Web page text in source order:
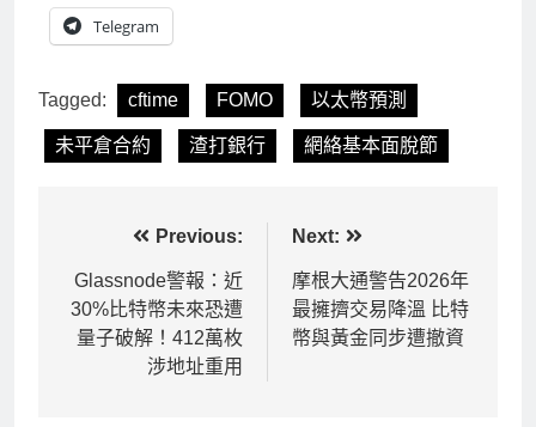
Telegram
Tagged: cftime FOMO 以太幣預測
未平倉合約 渣打銀行 網絡基本面脫節
章
導
Previous:
Glassnode警報：近
30%比特幣未來恐遭
量子破解！412萬枚
涉地址重用
Next:
摩根大通警告2026年
最擁擠交易降溫 比特
幣與黃金同步遭撤資